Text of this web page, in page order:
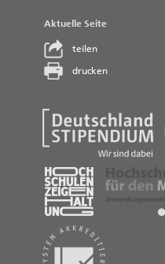
Aktuelle Seite
teilen
drucken